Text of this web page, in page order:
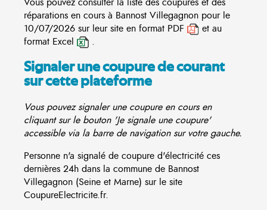
réparations en cours à Bannost Villegagnon pour le
10/07/2026 sur leur site en format PDF
et au
format Excel
.
Signaler une coupure de courant
sur cette plateforme
Vous pouvez signaler une coupure en cours en
cliquant sur le bouton 'Je signale une coupure'
accessible via la barre de navigation sur votre gauche.
Personne n'a signalé de coupure d'électricité ces
dernières 24h dans la commune de Bannost
Villegagnon (Seine et Marne) sur le site
CoupureElectricite.fr.